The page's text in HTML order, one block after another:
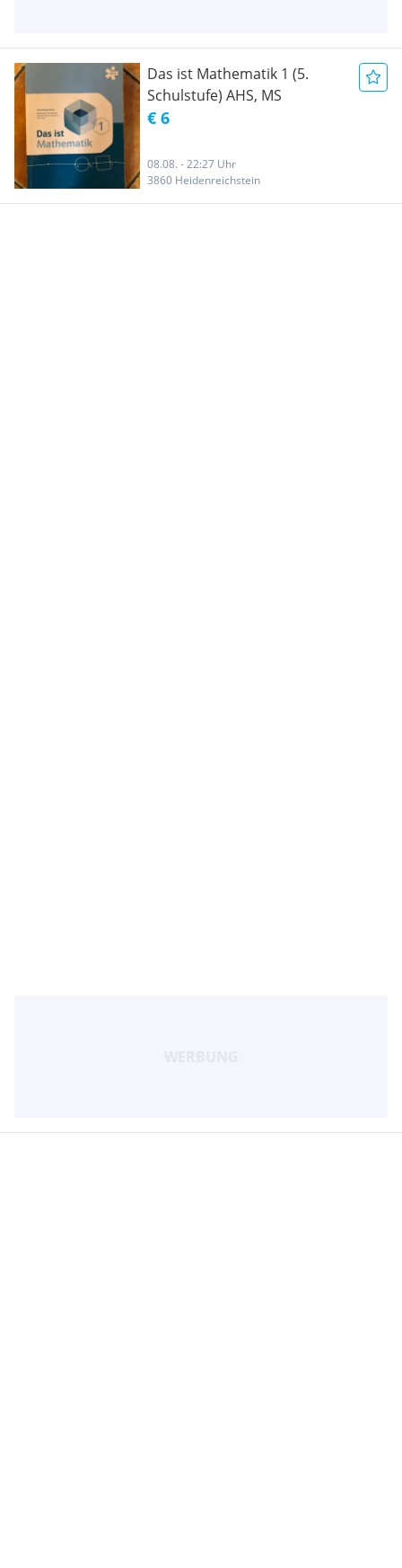
Das ist Mathematik 1 (5.
Schulstufe) AHS, MS
€ 6
08.08. - 22:27 Uhr
3860 Heidenreichstein